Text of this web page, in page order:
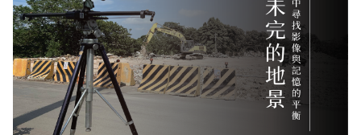
影。課堂訓練讓他學會對影像不斷提問當影像開始被拆
解與思考時，攝影也逐漸成為理解世界的一種方式。大
學期間，他開始接觸建築攝影「建築完成之後，其實會
帶著自己的氣質，也能看見建築師想留下的想法。」他
略帶靦腆地說出這段相當有份量的語句。 再現台灣城
市：在衝突中看見城市的樣貌 入選「吳東興攝影贊助